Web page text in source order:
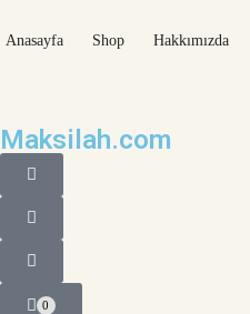
Anasayfa Shop Hakkımızda
Maksilah.com
0